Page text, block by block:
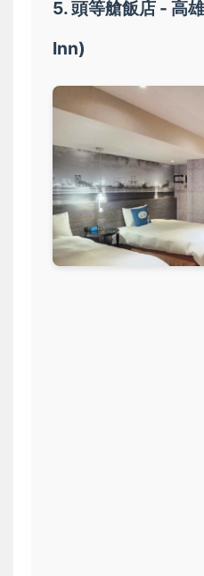
5. 頭等艙飯店 - 高
Inn)